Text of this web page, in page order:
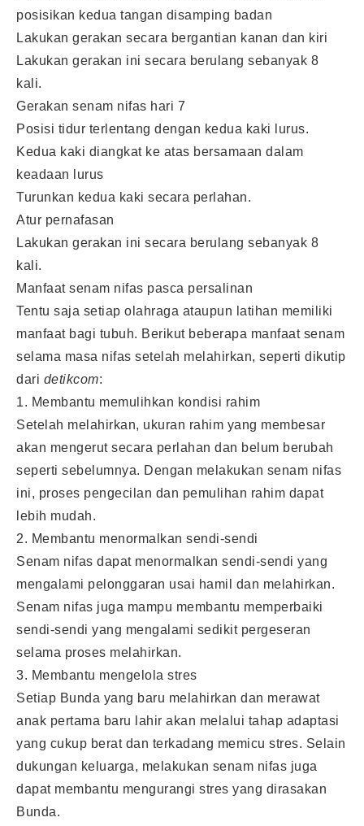
posisikan kedua tangan disamping badan
Lakukan gerakan secara bergantian kanan dan kiri
Lakukan gerakan ini secara berulang sebanyak 8
kali.
Gerakan senam nifas hari 7
Posisi tidur terlentang dengan kedua kaki lurus.
Kedua kaki diangkat ke atas bersamaan dalam
keadaan lurus
Turunkan kedua kaki secara perlahan.
Atur pernafasan
Lakukan gerakan ini secara berulang sebanyak 8
kali.
Manfaat senam nifas pasca persalinan
Tentu saja setiap olahraga ataupun latihan memiliki
manfaat bagi tubuh. Berikut beberapa manfaat senam
selama masa nifas setelah melahirkan, seperti dikutip
dari detikcom:
1. Membantu memulihkan kondisi rahim
Setelah melahirkan, ukuran rahim yang membesar
akan mengerut secara perlahan dan belum berubah
seperti sebelumnya. Dengan melakukan senam nifas
ini, proses pengecilan dan pemulihan rahim dapat
lebih mudah.
2. Membantu menormalkan sendi-sendi
Senam nifas dapat menormalkan sendi-sendi yang
mengalami pelonggaran usai hamil dan melahirkan.
Senam nifas juga mampu membantu memperbaiki
sendi-sendi yang mengalami sedikit pergeseran
selama proses melahirkan.
3. Membantu mengelola stres
Setiap Bunda yang baru melahirkan dan merawat
anak pertama baru lahir akan melalui tahap adaptasi
yang cukup berat dan terkadang memicu stres. Selain
dukungan keluarga, melakukan senam nifas juga
dapat membantu mengurangi stres yang dirasakan
Bunda.